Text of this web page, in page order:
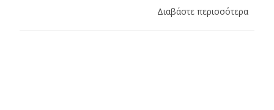
Διαβάστε περισσότερα